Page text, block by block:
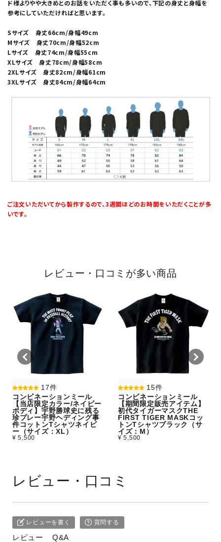
ド様よりやや大きめとのお話をいただく事も多いので、下記の身丈と身幅を
参考にしていただければと思います。
Sサイズ 身丈66cm/身幅49cm
Mサイズ 身丈70cm/身幅52cm
Lサイズ 身丈74cm/身幅55cm
XLサイズ 身丈78cm/身幅58cm
2XLサイズ 身丈82cm/身幅61cm
3XLサイズ 身丈84cm/身幅64cm
ご注文いただいてから製作するので、3週間ほどのお時間をいただくことが多
いです。
レビュー・口コミが多い商品
17件
コンビネーションミール
【当店限定カラー/ネイビー
ボディ】宇野勝球史に残る
珍プレー宇野ヘディング事
件コットンTシャツネイビ
ー（サイズ：XL）
¥ 5,500
15件
コンビネーションミール
【期間限定販売アイテム】
初代タイガーマスクTHE
FIRST TIGER MASKコッ
トンTシャツブラック（サ
イズ：M）
¥ 5,500
レビュー・口コミ
レビューを書く 質問する
レビュー Q&A